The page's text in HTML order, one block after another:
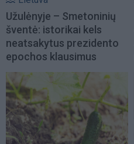
Užulėnyje – Smetoninių
šventė: istorikai kels
neatsakytus prezidento
epochos klausimus